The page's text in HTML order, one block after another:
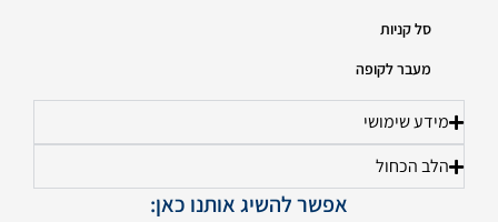
סל קניות
מעבר לקופה
מידע שימושי
הלב הכחול
אפשר להשיג אותנו כאן: